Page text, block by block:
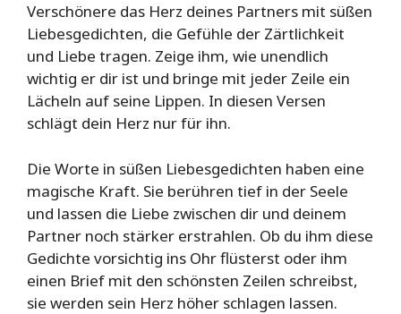
Verschönere das Herz deines Partners mit süßen
Liebesgedichten, die Gefühle der Zärtlichkeit
und Liebe tragen. Zeige ihm, wie unendlich
wichtig er dir ist und bringe mit jeder Zeile ein
Lächeln auf seine Lippen. In diesen Versen
schlägt dein Herz nur für ihn.
Die Worte in süßen Liebesgedichten haben eine
magische Kraft. Sie berühren tief in der Seele
und lassen die Liebe zwischen dir und deinem
Partner noch stärker erstrahlen. Ob du ihm diese
Gedichte vorsichtig ins Ohr flüsterst oder ihm
einen Brief mit den schönsten Zeilen schreibst,
sie werden sein Herz höher schlagen lassen.